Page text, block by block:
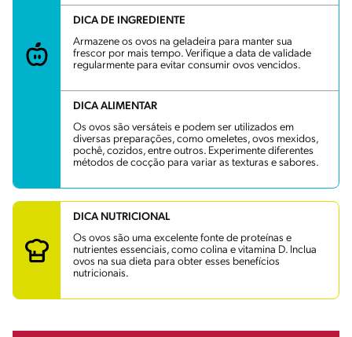
DICA DE INGREDIENTE
Armazene os ovos na geladeira para manter sua
frescor por mais tempo. Verifique a data de validade
regularmente para evitar consumir ovos vencidos.
DICA ALIMENTAR
Os ovos são versáteis e podem ser utilizados em
diversas preparações, como omeletes, ovos mexidos,
pochê, cozidos, entre outros. Experimente diferentes
métodos de cocção para variar as texturas e sabores.
DICA NUTRICIONAL
Os ovos são uma excelente fonte de proteínas e
nutrientes essenciais, como colina e vitamina D. Inclua
ovos na sua dieta para obter esses benefícios
nutricionais.